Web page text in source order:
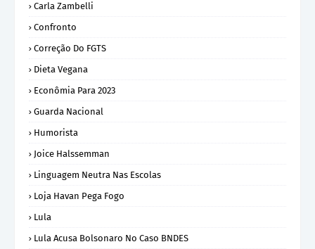
Carla Zambelli
Confronto
Correção Do FGTS
Dieta Vegana
Econômia Para 2023
Guarda Nacional
Humorista
Joice Halssemman
Linguagem Neutra Nas Escolas
Loja Havan Pega Fogo
Lula
Lula Acusa Bolsonaro No Caso BNDES